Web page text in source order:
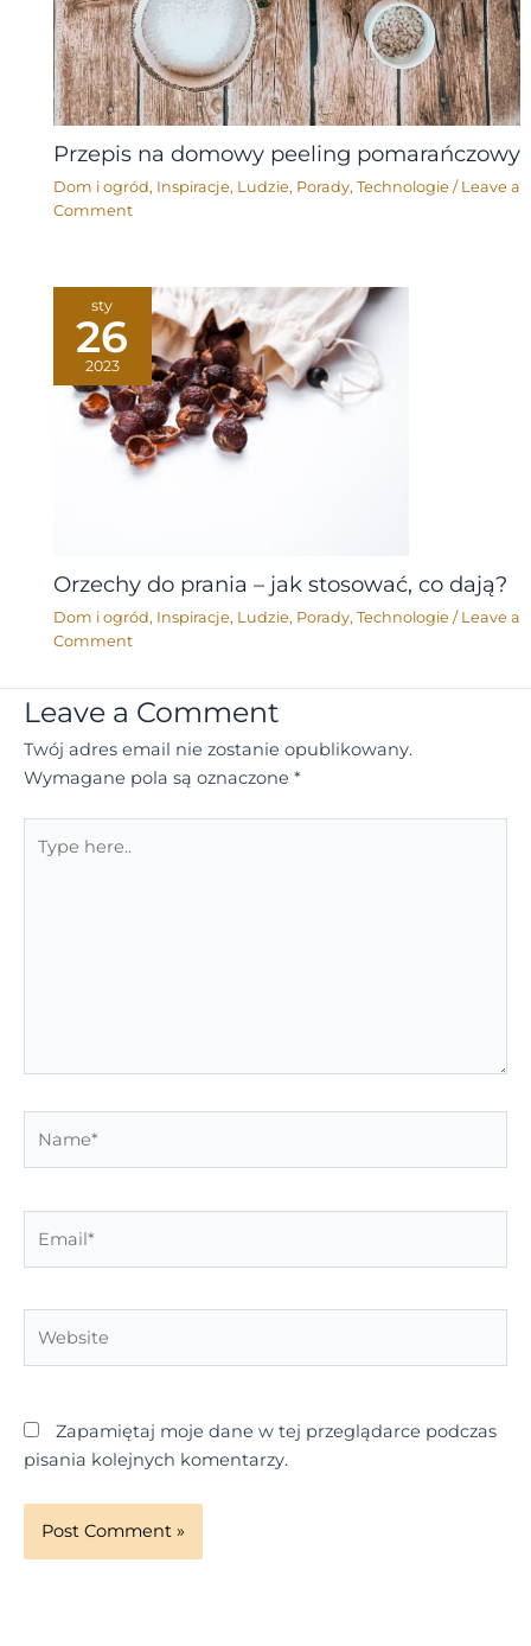
Przepis na domowy peeling pomarańczowy
Dom i ogród, Inspiracje, Ludzie, Porady, Technologie / Leave a
Comment
sty
26
2023
Orzechy do prania – jak stosować, co dają?
Dom i ogród, Inspiracje, Ludzie, Porady, Technologie / Leave a
Comment
Leave a Comment
Twój adres email nie zostanie opublikowany.
Wymagane pola są oznaczone *
here..
Zapamiętaj moje dane w tej przeglądarce podczas
pisania kolejnych komentarzy.